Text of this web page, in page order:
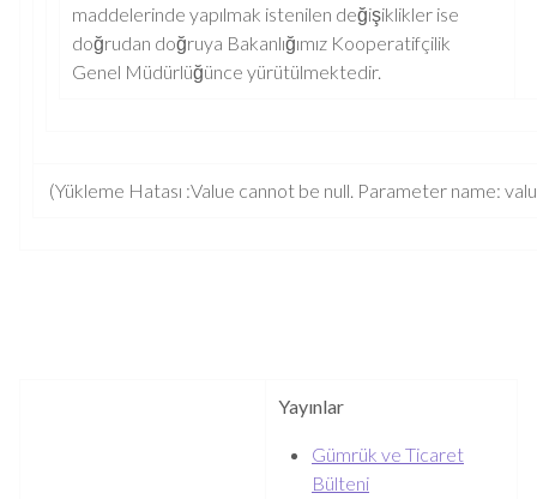
maddelerinde yapılmak istenilen değişiklikler ise
doğrudan doğruya Bakanlığımız Kooperatifçilik
Genel Müdürlüğünce yürütülmektedir.
(Yükleme Hatası :Value cannot be null. Parameter name:
Yayınlar
Gümrük ve Ticaret
Bülteni